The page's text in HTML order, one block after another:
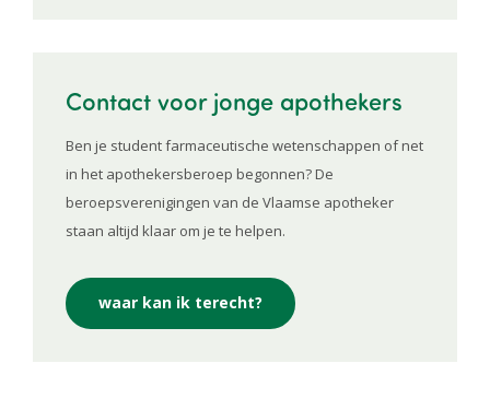
Contact voor jonge apothekers
Ben je student farmaceutische wetenschappen of net
in het apothekersberoep begonnen? De
beroepsverenigingen van de Vlaamse apotheker
staan altijd klaar om je te helpen.
waar kan ik terecht?